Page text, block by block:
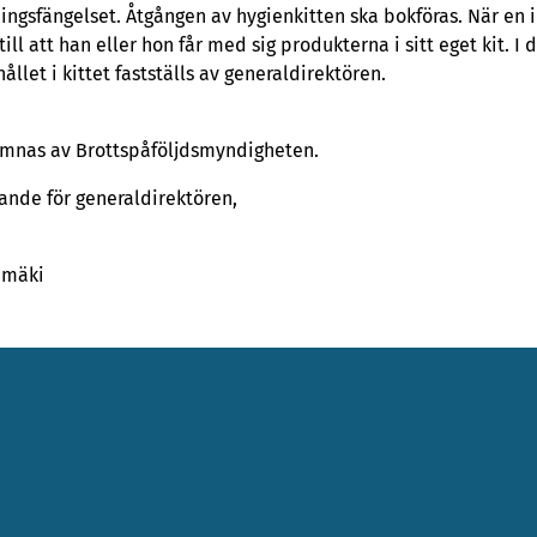
Åtgången av hygienkitten ska bokföras. När
att han eller hon får med sig produkterna i sitt eget kit. I
i kittet fastställs av generaldirektören.
av Brottspåföljdsmyndigheten.
för generaldirektören,